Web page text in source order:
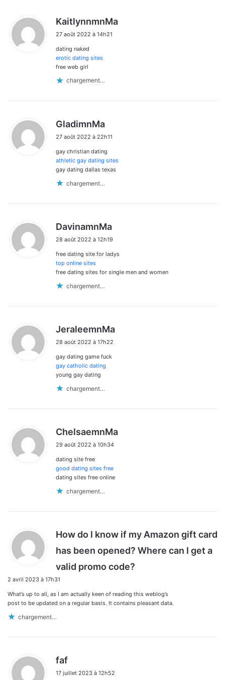
KaitlynnmnMa
27 août 2022 à 14h21
dating naked
erotic dating sites
free web girl
chargement…
GladimnMa
t
:
27 août 2022 à 22h11
gay christian dating
athletic gay dating sites
gay dating dallas texas
chargement…
DavinamnMa
t
28 août 2022 à 12h19
free dating site for ladys
top online sites
free dating sites for single men and women
chargement…
JeraleemnMa
28 août 2022 à 17h22
gay dating game fuck
gay catholic dating
young gay dating
chargement…
ChelsaemnMa
29 août 2022 à 10h34
dating site free
good dating sites free
dating sites free online
chargement…
How do I know if my Amazon gift card
has been opened? Where can I get a
valid promo code?
2 avril 2023 à 17h31
What’s up to all, as I am actually keen of reading this weblog’s
post to be updated on a regular basis. It contains pleasant data.
chargement…
faf
t
17 juillet 2023 à 12h52